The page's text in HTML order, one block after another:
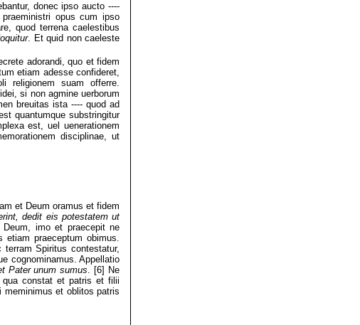
donec ipso aucto ----
opus cum ipso
quod terrena caelestibus
. Et quid non caeleste
adorandi, quo et fidem
etiam adesse confideret,
religionem suam offerre.
si non agmine uerborum
breuitas ista ---- quod ad
quantumque substringitur
est, uel uenerationem
disciplinae, ut
et Deum oramus et fidem
dedit eis potestatem ut
Deum, imo et praecepit ne
praeceptum obimus.
Spiritus contestatur,
cognominamus. Appellatio
Pater unum sumus . [6] Ne
qua constat et patris et filii
meminimus et oblitos patris